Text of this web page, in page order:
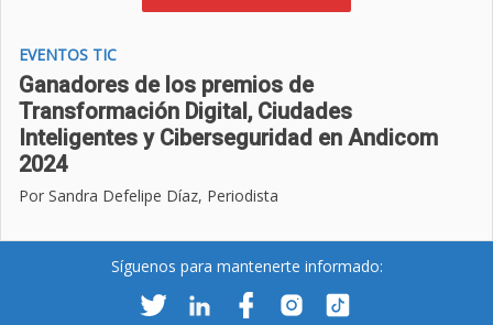
EVENTOS TIC
Ganadores de los premios de
Transformación Digital, Ciudades
Inteligentes y Ciberseguridad en Andicom
2024
Por Sandra Defelipe Díaz, Periodista
Síguenos para mantenerte informado: